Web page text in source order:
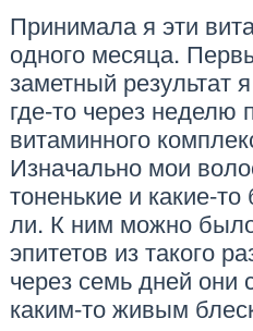
ЗДОРОВЬЕ
ВИТАМИНЫ ЗИМОЙ – ЧТО
НАМ ПОМОЖЕТ?
ЗДОРОВЬЕ
БАДЫ
КАК
Принимала я эти
одного месяца.
заметный результат
где-то через неделю
витаминного
Изначально мои
тоненькие и какие-
ли. К ним можно
эпитетов из такого
через семь дней они
каким-то живым